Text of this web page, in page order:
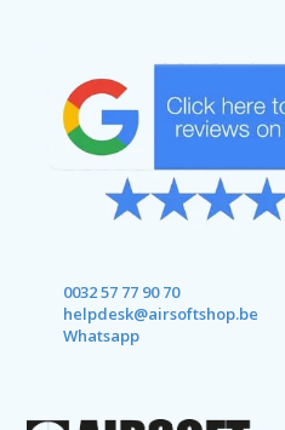
0032 57 77 90 70
helpdesk@airsoftshop.be
Whatsapp